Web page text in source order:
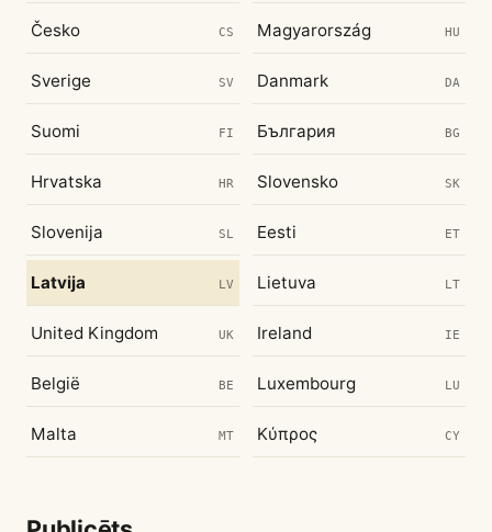
Česko CS Magyarország HU
Sverige SV Danmark DA
Suomi FI България BG
Hrvatska HR Slovensko SK
Slovenija SL Eesti ET
Latvija LV Lietuva LT
United Kingdom UK Ireland IE
België BE Luxembourg LU
Malta MT Κύπρος CY